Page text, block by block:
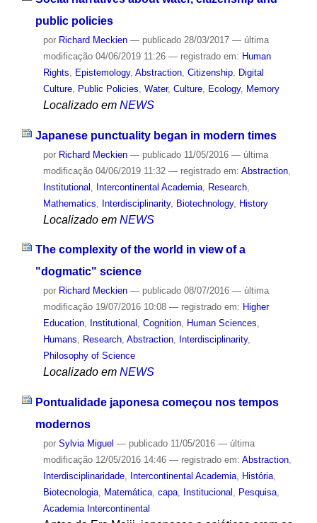
public policies
por Richard Meckien — publicado28/03/2017 — última
modificação04/06/2019 11:26 — registrado em: Human
Rights, Epistemology, Abstraction, Citizenship, Digital
Culture, Public Policies, Water, Culture, Ecology, Memory
Localizado em NEWS
Japanese punctuality began in modern times
por Richard Meckien — publicado11/05/2016 — última
modificação04/06/2019 11:32 — registrado em: Abstraction,
Institutional
Intercontinental Academia, Research,
Mathematics
Interdisciplinarity, Biotechnology, History
Localizado em NEWS
The complexity of the world in view of a
"dogmatic" science
por Richard Meckien — publicado08/07/2016 — última
modificação19/07/2016 10:08 — registrado em: Higher
Education, Institutional , Cognition, Human Sciences,
Humans, Research, Abstraction, Interdisciplinarity,
Philosophy of Science
Localizado em NEWS
Pontualidade japonesa começou nos tempos
modernos
por Sylvia Miguel — publicado11/05/2016 — última
modificação12/05/2016 14:46 — registrado em: Abstraction,
Interdisciplinaridade, Intercontinental Academia, História,
Biotecnologia, Matemática, capa, Institucional , Pesquisa,
Academia Intercontinental